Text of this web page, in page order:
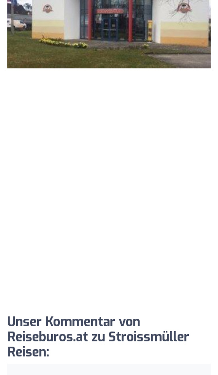
Unser Kommentar von
Reiseburos.at zu Stroissmüller
Reisen: